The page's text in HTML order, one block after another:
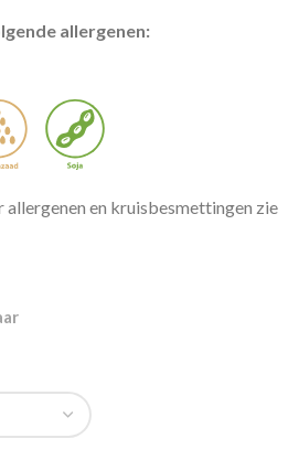
allergenen:
en kruisbesmettingen zie